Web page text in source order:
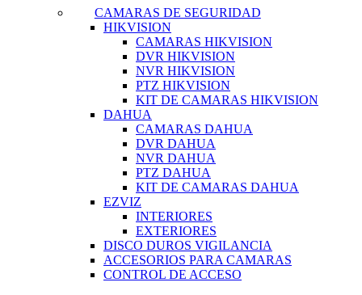
CAMARAS DE SEGURIDAD
HIKVISION
CAMARAS HIKVISION
DVR HIKVISION
NVR HIKVISION
PTZ HIKVISION
KIT DE CAMARAS HIKVISION
DAHUA
CAMARAS DAHUA
DVR DAHUA
NVR DAHUA
PTZ DAHUA
KIT DE CAMARAS DAHUA
EZVIZ
INTERIORES
EXTERIORES
DISCO DUROS VIGILANCIA
ACCESORIOS PARA CAMARAS
CONTROL DE ACCESO